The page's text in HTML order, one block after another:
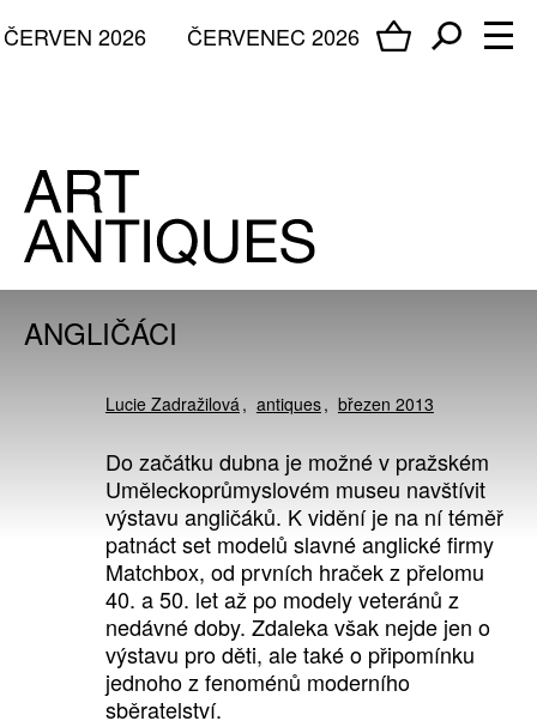
ČERVENEC 2026
ČERVEN 2026
ANGLIČÁCI
Lucie Zadražilová antiques březen 2013
Do začátku dubna je možné v pražském
Uměleckoprůmyslovém museu navštívit
výstavu angličáků. K vidění je na ní téměř
patnáct set modelů slavné anglické firmy
Matchbox, od prvních hraček z přelomu
40. a 50. let až po modely veteránů z
nedávné doby. Zdaleka však nejde jen o
výstavu pro děti, ale také o připomínku
jednoho z fenoménů moderního
sběratelství.